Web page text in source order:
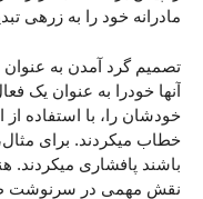
مادرانه خود را به زرهی
تصمیم گرد آمدن به عنوان
آنها خودرا به عنوان یک
خودشان را، با استفاده
خطاب میکردند. برای مثال،
باشند پافشاری میکردند.
نقش مهمی در سرنوشت طرح